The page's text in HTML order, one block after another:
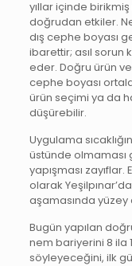
yıllar içinde
doğrudan etkiler.
dış cephe boyası
ibarettir; asıl sorun
eder. Doğru ürün
cephe boyası
ürün seçimi ya da
düşürebilir.
Uygulama
üstünde olmaması
yapışması zayıflar.
olarak
aşamasında yüzey
Bugün yapılan
nem bariyerini 8 ila
söyleyeceğini, ilk